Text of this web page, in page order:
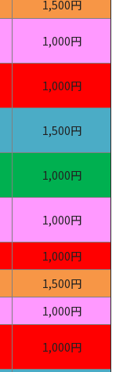
1,500円
1,000円
1,000円
1,500円
1,000円
1,000円
1,000円
1,500円
1,000円
1,000円